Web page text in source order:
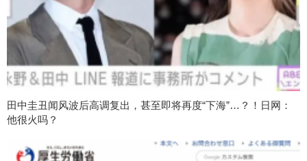
田中圭丑闻风波后高调复出，甚至即将再度“下海”…？！日网：
他很火吗？